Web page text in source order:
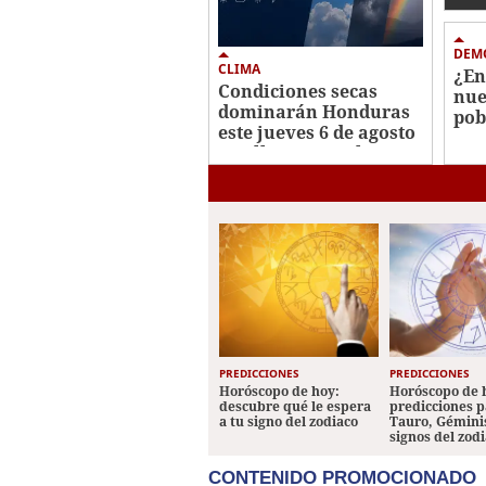
CLIMA
Condiciones secas
dominarán Honduras
este jueves 6 de agosto
con lluvias en el
de
PREDICCIONES
Horóscopo de hoy:
descubre qué le espera
a tu signo del zodiaco
PREDICCIONES
Horóscopo de
predicciones
Tauro,
signos del
CONTENIDO PROMOCIONADO